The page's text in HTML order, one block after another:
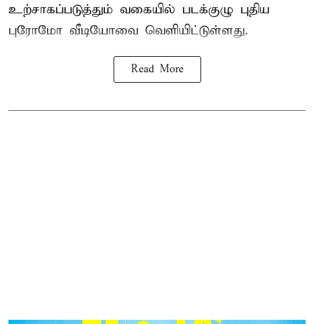
உற்சாகப்படுத்தும் வகையில் படக்குழு புதிய
புரோமோ வீடியோவை வெளியிட்டுள்ளது.
Read More